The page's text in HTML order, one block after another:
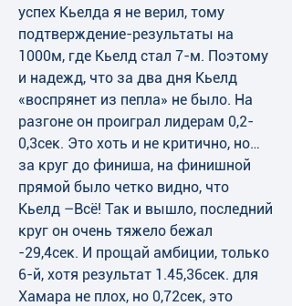
успех Кьелда я не верил, тому
подтверждение-результаты на
1000м, где Кьелд стал 7-м. Поэтому
и надежд, что за два дня Кьелд
«воспрянет из пепла» не было. На
разгоне он проиграл лидерам 0,2-
0,3сек. Это хоть и не критично, но…
за круг до финиша, на финишной
прямой было четко видно, что
Кьелд –Всё! Так и вышло, последний
круг он очень тяжело бежал
-29,4сек. И прощай амбиции, только
6-й, хотя результат 1.45,36сек. для
Хамара не плох, но 0,72сек, это